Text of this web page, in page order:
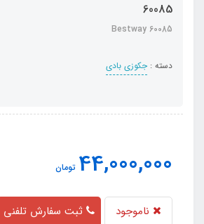
60085
Bestway 60085
دسته : جکوزی بادی
44,000,000 تومان
ناموجود ثبت سفارش تلفنی